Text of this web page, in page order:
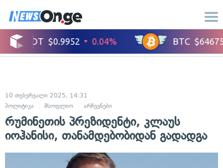
10 თებერვალი 2025, 14:31
პოლიტიკა
მსოფლიო არჩევნები
რუმინეთის პრეზიდენტი, კლაუს
იოჰანისი, თანამდებობიდან გადადგა